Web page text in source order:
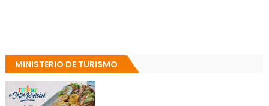
MINISTERIO DE TURISMO